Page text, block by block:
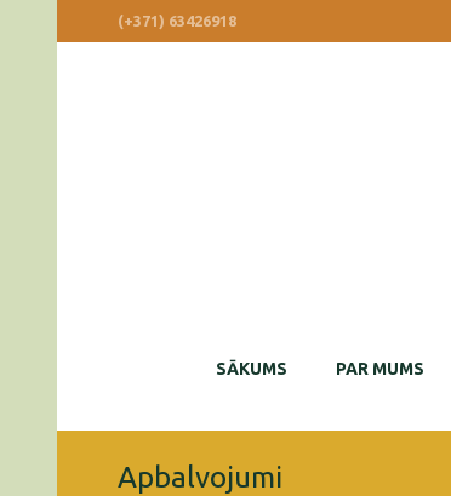
(+371) 63426918
SĀKUMS PAR MUMS
Apbalvojumi